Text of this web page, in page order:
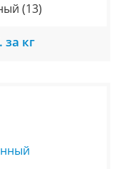
(13)
за кг